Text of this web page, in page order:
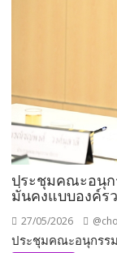
ประชุมคณะอนุก
มั่นคงแบบองค์ร
27/05/2026
ประชุมคณะอนุกรรม